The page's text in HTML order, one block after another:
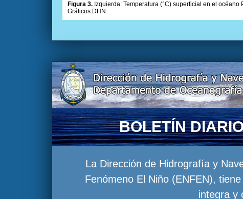
Figura 3. Izquierda: Temperatura (°C) superficial en el
Gráficos:DHN.
BOLETÍN
La Dirección de Hidrografía y
Fenómeno El Niño (ENFEN),
integra y